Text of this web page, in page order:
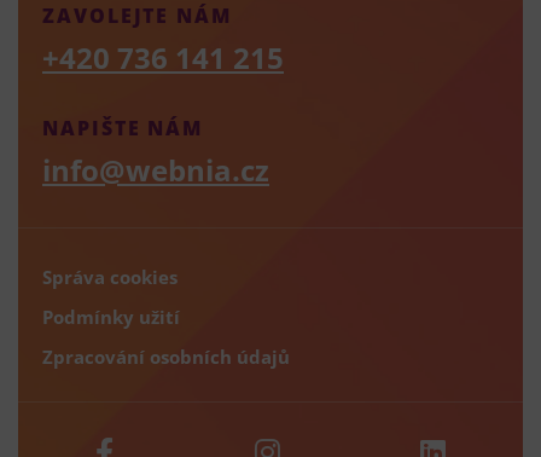
NAPIŠTE NÁM
info@webnia.cz
ZAVOLEJTE NÁM
+420 736 141 215
Správa cookies
Podmínky užití
Zpracování osobních údajů